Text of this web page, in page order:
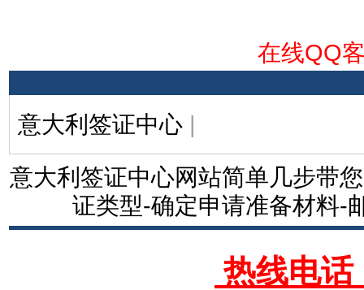
在线QQ
意大利签证中心 |
意大利签证中心网站简单几步带
证类型-确定申请准备材料-
热线电话